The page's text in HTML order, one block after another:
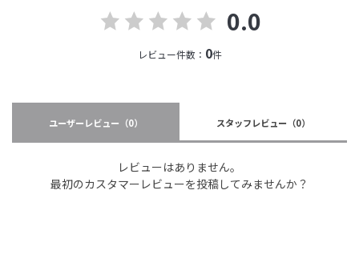
0.0
レビュー件数： 0件
ユーザーレビュー （0） スタッフレビュー （0）
レビューはありません。
最初のカスタマーレビューを投稿してみませんか？